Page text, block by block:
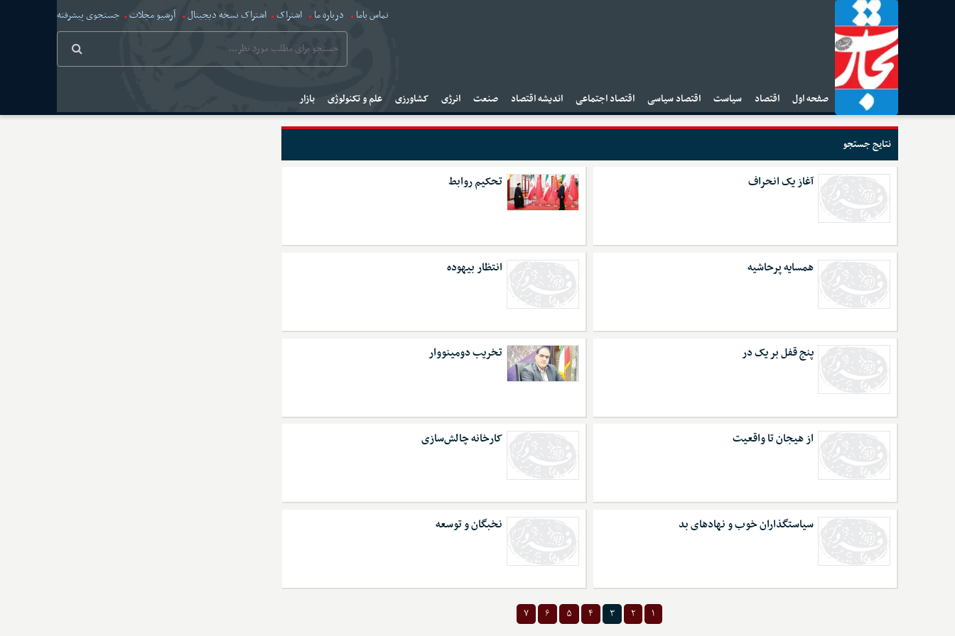
تماس باما درباره ما اشتراک اشتراک نسخه دیجیتال آرشیو مجلات جستجوی پیشرفته
صفحه اول اقتصاد سیاست اقتصاد سیاسی اقتصاد اجتماعی اندیشه اقتصاد صنعت انرژی کشاورزی علم و تکنولوژی بازار
نتایج جستجو
آغاز یک انحراف تحکیم روابط
همسایه پرحاشیه انتظار بیهوده
پنج قفل بر یک در تخریب دومینووار
از هیجان تا واقعیت کارخانه چالش‌سازی
سیاستگذاران خوب و نهادهای بد نخبگان و توسعه
۱ ۲ ۳ ۴ ۵ ۶ ۷